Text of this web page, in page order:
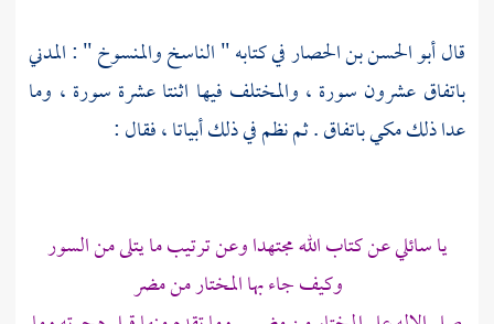
قالأبو الحسن بن الحصارفي كتابه " الناسخ والمنسوخ " : المدني
باتفاق عشرون سورة ، والمختلف فيها اثنتا عشرة سورة ، وما
عدا ذلك مكي باتفاق . ثم نظم في ذلك أبياتا ، فقال :
يا سائلي عن كتاب الله مجتهدا وعن ترتيب ما يتلى من السور
وكيف جاء بها المختار من مضر